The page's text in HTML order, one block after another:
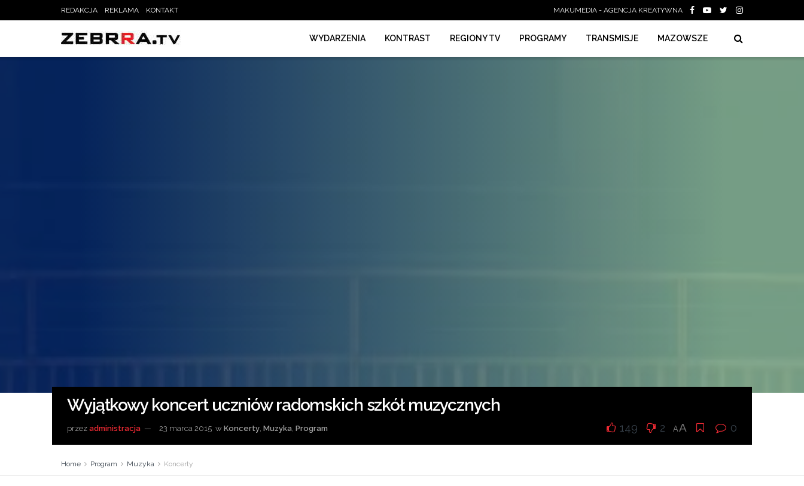
REDAKCJA REKLAMA KONTAKT MAKUMEDIA - AGENCJA KREATYWNA
WYDARZENIA KONTRAST REGIONY TV PROGRAMY TRANSMISJE MAZOWSZE
Wyjątkowy koncert uczniów radomskich szkół muzycznych
przez administracja 23 marca 2015 w Koncerty, Muzyka, Program 149 2 AA 0
Home Program Muzyka Koncerty